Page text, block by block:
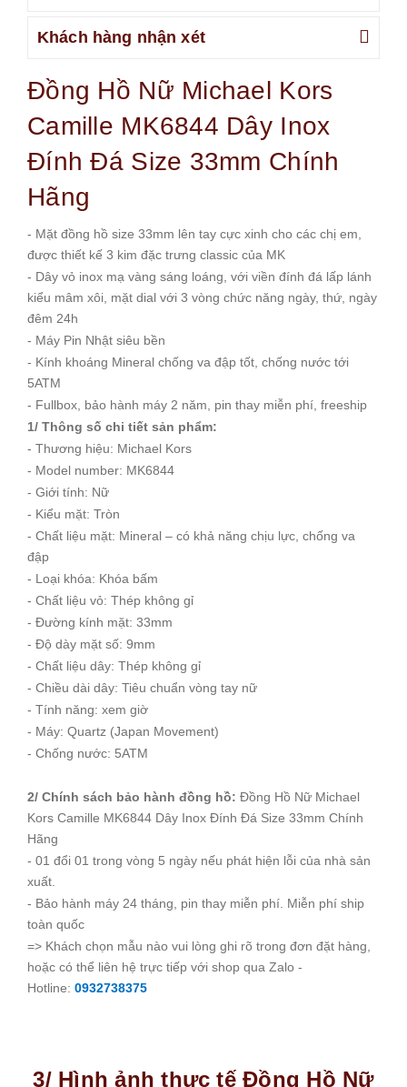
Khách hàng nhận xét
Đồng Hồ Nữ Michael Kors
Camille MK6844 Dây Inox
Đính Đá Size 33mm Chính
Hãng
- Mặt đồng hồ size 33mm lên tay cực xinh cho các chị em,
được thiết kế 3 kim đặc trưng classic của MK
- Dây vỏ inox mạ vàng sáng loáng, với viền đính đá lấp lánh
kiểu mâm xôi, mặt dial với 3 vòng chức năng ngày, thứ, ngày
đêm 24h
- Máy Pin Nhật siêu bền
- Kính khoáng Mineral chống va đập tốt, chống nước tới
5ATM
- Fullbox, bảo hành máy 2 năm, pin thay miễn phí, freeship
1/ Thông số chi tiết sản phẩm:
- Thương hiệu: Michael Kors
- Model number: MK6844
- Giới tính: Nữ
- Kiểu mặt: Tròn
- Chất liệu mặt: Mineral – có khả năng chịu lực, chống va
đập
- Loại khóa: Khóa bấm
- Chất liệu vỏ: Thép không gỉ
- Đường kính mặt: 33mm
- Độ dày mặt số: 9mm
- Chất liệu dây: Thép không gỉ
- Chiều dài dây: Tiêu chuẩn vòng tay nữ
- Tính năng: xem giờ
- Máy: Quartz (Japan Movement)
- Chống nước: 5ATM
2/ Chính sách bảo hành đồng hồ: Đồng Hồ Nữ Michael
Kors Camille MK6844 Dây Inox Đính Đá Size 33mm Chính
Hãng
- 01 đổi 01 trong vòng 5 ngày nếu phát hiện lỗi của nhà sản
xuất.
- Bảo hành máy 24 tháng, pin thay miễn phí. Miễn phí ship
toàn quốc
=> Khách chọn mẫu nào vui lòng ghi rõ trong đơn đặt hàng,
hoặc có thể liên hệ trực tiếp với shop qua Zalo -
Hotline: 0932738375
3/ Hình ảnh thực tế Đồng Hồ Nữ